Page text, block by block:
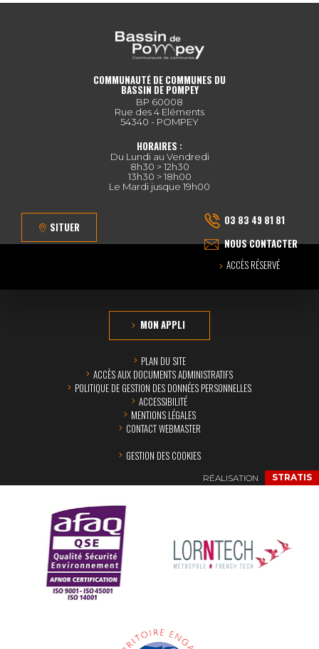
COMMUNAUTÉ DE COMMUNES DU
BASSIN DE POMPEY
BP 60008
Rue des 4 Eléments
54340 - POMPEY
HORAIRES :
Du Lundi au Vendredi
8h30 > 12h30
13h30 > 18h00
Le Mardi jusque 19h00
SITUER
03 83 49 81 81
NOUS CONTACTER
ACCÈS RÉSERVÉ
MON APPLI
PLAN DU SITE
ACCÈS AUX DOCUMENTS ADMINISTRATIFS
POLITIQUE DE GESTION DES DONNÉES PERSONNELLES
ACCESSIBILITÉ
MENTIONS LÉGALES
CONTACT WEBMASTER
GESTION DES COOKIES
RÉALISATION STRATIS